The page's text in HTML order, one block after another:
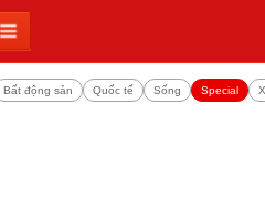
Bất động sản Quốc tế Sống Special